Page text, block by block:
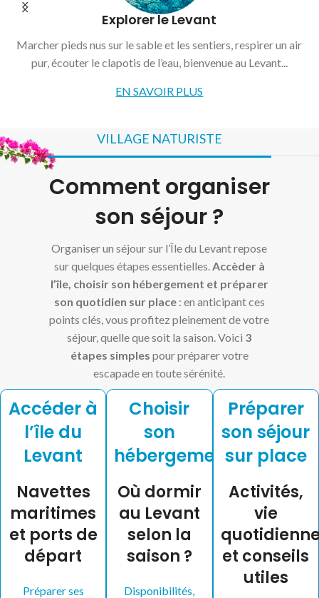
4 saisons au Levant
Et si les vraies vacances, était de venir sur l'île du Levant,
quand les autres ne viennent pas ?
EN SAVOIR PLUS
VILLAGE NATURISTE
Comment organiser
son séjour ?
Organiser un séjour sur l’Île du Levantrepose
sur quelques étapes essentielles.Accèder à
l’île, choisir son hébergement et préparer
son quotidien sur place: en anticipant ces
points clés, vous profitez pleinement de votre
séjour, quelle que soit la saison. Voici 3
étapes simples pour préparer votre
escapade en toute sérénité.
Accéder à
l’île du
Levant
Navettes
maritimes
et ports de
départ
Préparer ses
Choisir
son
hébergement
Où dormir
au Levant
selon la
saison ?
Disponibilités,
Préparer
son séjour
sur place
Activités,
vie
et conseils
utiles